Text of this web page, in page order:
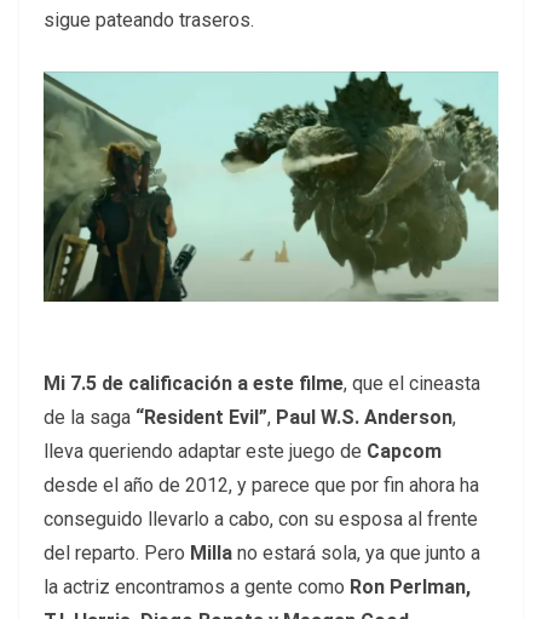
sigue pateando traseros.
Mi 7.5 de calificación a este filme, que el cineasta
de la saga “Resident Evil”, Paul W.S. Anderson,
lleva queriendo adaptar este juego de Capcom
desde el año de 2012, y parece que por fin ahora ha
conseguido llevarlo a cabo, con su esposa al frente
del reparto. Pero Milla no estará sola, ya que junto a
la actriz encontramos a gente como Ron Perlman,